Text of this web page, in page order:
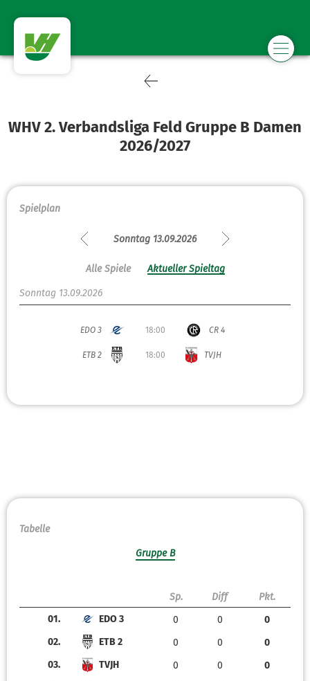
WHV 2. Verbandsliga Feld Gruppe B Damen
2026/2027
Spielplan
Sonntag 13.09.2026
Alle Spiele Aktueller Spieltag
Sonntag 13.09.2026
EDO 3 18:00 CR 4
ETB 2 18:00 TVJH
Tabelle
Gruppe B
Sp. Diff
Pkt.
01.
EDO 3 0 0
0
02.
ETB 2 0 0
0
03.
TVJH 0 0
0